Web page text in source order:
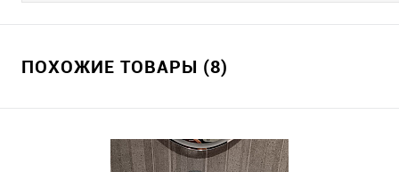
ПОХОЖИЕ ТОВАРЫ (8)